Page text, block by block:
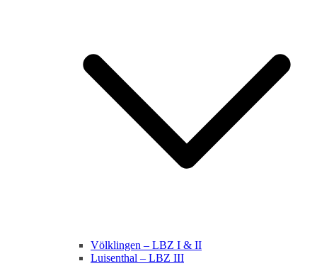
Völklingen – LBZ I & II
Luisenthal – LBZ III